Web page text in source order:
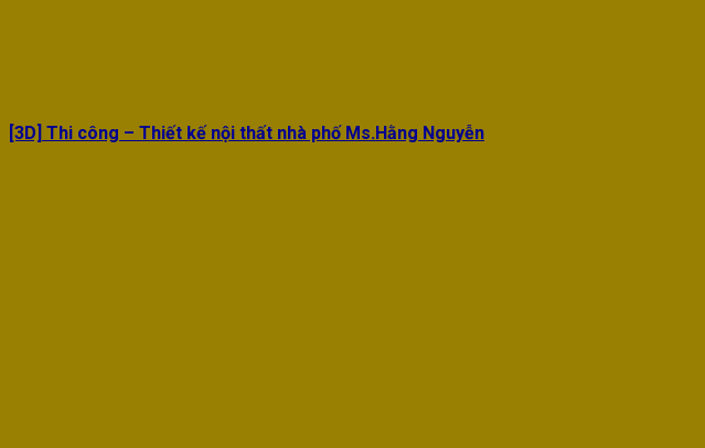
[3D] Thi công – Thiết kế nội thất nhà phố Ms.Hằng Nguyễn